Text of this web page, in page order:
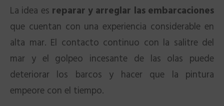
La idea es reparar y arreglar las embarcaciones
que cuentan con una experiencia considerable en
alta mar. El contacto continuo con la salitre del
mar y el golpeo incesante de las olas puede
deteriorar los barcos y hacer que la pintura
empeore con el tiempo.